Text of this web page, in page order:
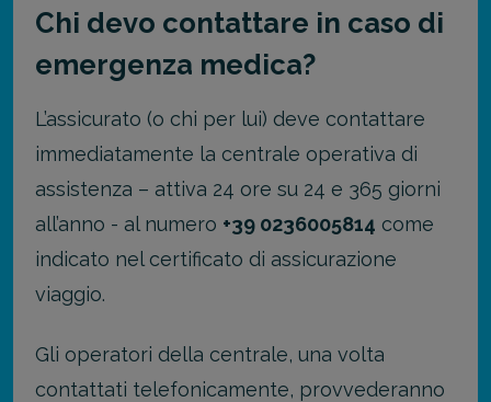
Chi devo contattare in caso di
emergenza medica?
L ’assicurato (o chi per lui) deve contattare
immediatamente la centrale operativa di
assistenza – attiva 24 ore su 24 e 365 giorni
all’anno - al numero +39 0236005814 come
indicato nel certificato di assicurazione
viaggio.
Gli operatori della centrale, una volta
contattati telefonicamente, provvederanno